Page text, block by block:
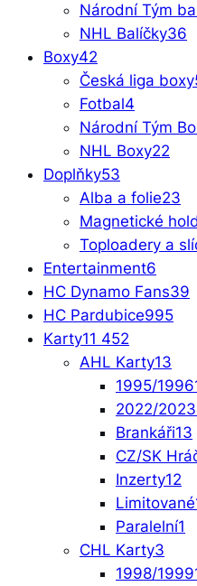
Národní Tým
NHL Balíčky36
Boxy42
Česká liga boxy
Fotbal4
Národní Tým
NHL Boxy22
Doplňky53
Alba a folie23
Magnetické
Toploadery a
Entertainment6
HC Dynamo Fans39
HC Pardubice995
Karty11 452
AHL Karty13
1995/1996
2022/2023
Brankáři13
CZ/SK
Inzerty12
Limitované
Paralelní1
CHL Karty3
1998/1999